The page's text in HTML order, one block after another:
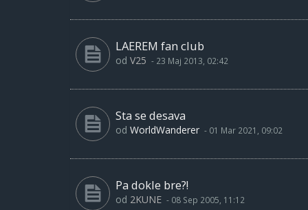
LAEREM fan club
od V25 - 23 Maj 2013, 02:42
Sta se desava
od WorldWanderer - 01 Mar 2021, 09:02
Pa dokle bre?!
od 2KUNE - 08 Sep 2005, 11:12